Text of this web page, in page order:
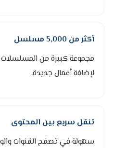
أكثر من 5,000 مسلسل
مجموعة كبيرة من
لإضافة أعمال جديدة.
تنقل سريع بين المحتوى
سهولة في تصفح القنوات